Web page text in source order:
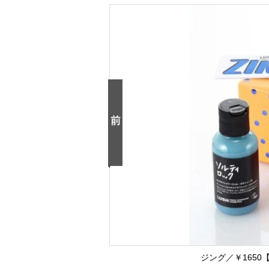
ジング／￥1650